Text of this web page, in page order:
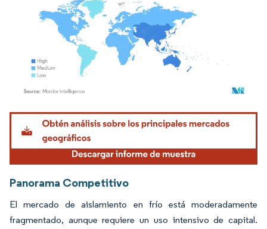
Imagen © Mordor Intelligence. El uso requiere atribución según CC BY 4.0.
Panorama Competitivo
El mercado de aislamiento en frío está moderadamente
fragmentado, aunque requiere un uso intensivo de capital.